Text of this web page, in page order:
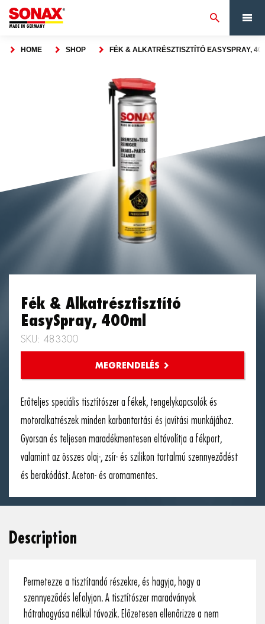
HOME SHOP FÉK & ALKATRÉSZTISZTÍTÓ EASYSPRAY,
Fék & Alkatrésztisztító
EasySpray, 400ml
SKU: 483300
Erőteljes speciális tisztítószer a fékek, tengelykapcsolók és
motoralkatrészek minden karbantartási és javítási munkájához.
Gyorsan és teljesen maradékmentesen eltávolítja a fékport,
valamint az összes olaj-, zsír- és szilikon tartalmú szennyeződést
és berakódást. Aceton- és aromamentes.
Description
Permetezze a tisztítandó részekre, és hagyja, hogy a
szennyeződés lefolyjon. A tisztítószer maradványok
hátrahagyása nélkül távozik. Előzetesen ellenőrizze a nem